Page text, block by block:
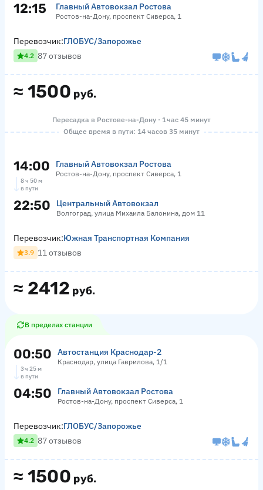
12:15 Главный Автовокзал Ростова
Ростов-на-Дону, проспект Сиверса, 1
≈ 1500 руб.
Перевозчик:ГЛОБУС/Запорожье
4.2 87 отзывов
Пересадка в Ростове-на-Дону · 1 час 45 минут
Общее время в пути: 14 часов 35 минут
14:00 Главный Автовокзал Ростова
Ростов-на-Дону, проспект Сиверса, 1
8 ч 50 м
в пути
22:50 Центральный Автовокзал
Волгоград, улица Михаила Балонина, дом 11
≈ 2412 руб.
Перевозчик:Южная Транспортная Компания
3.9 11 отзывов
В пределах станции
00:50 Автостанция Краснодар-2
Краснодар, улица Гаврилова, 1/1
3 ч 25 м
в пути
04:50 Главный Автовокзал Ростова
Ростов-на-Дону, проспект Сиверса, 1
≈ 1500 руб.
Перевозчик:ГЛОБУС/Запорожье
4.2 87 отзывов